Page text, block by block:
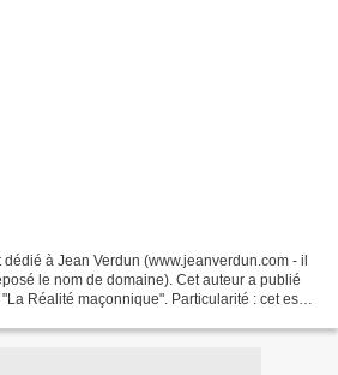
à Jean Verdun (www.jeanverdun.com - il
le nom de domaine). Cet auteur a publié
Réalité maçonnique". Particularité : cet essai